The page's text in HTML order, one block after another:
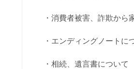
・消費者被害、詐欺から
・エンディングノートに
・相続、遺言書について